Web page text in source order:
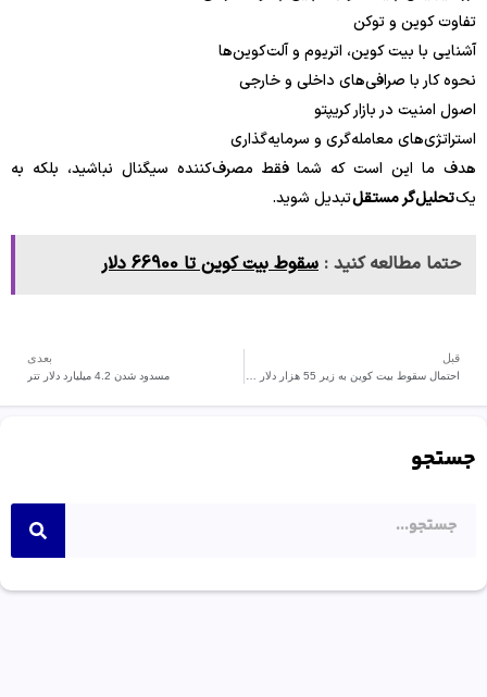
تفاوت کوین و توکن
آشنایی با بیت کوین، اتریوم و آلت‌کوین‌ها
نحوه کار با صرافی‌های داخلی و خارجی
اصول امنیت در بازار کریپتو
استراتژی‌های معامله‌گری و سرمایه‌گذاری
هدف ما این است که شما فقط مصرف‌کننده سیگنال نباشید، بلکه به
یکتحلیل‌گر مستقلتبدیل شوید.
حتما مطالعه کنید : سقوط بیت کوین تا 66900 دلار
قبل بعدی
مسدود شدن 4.2 میلیارد دلار تتر
جستجو